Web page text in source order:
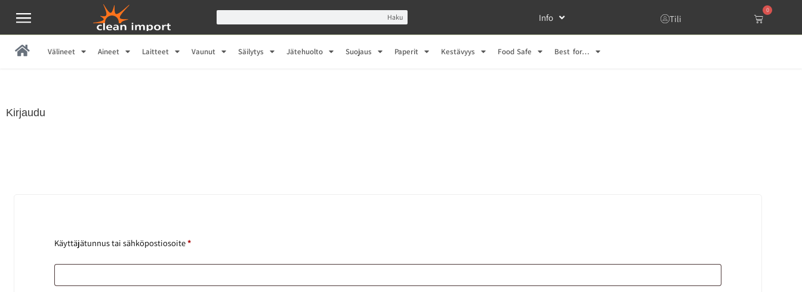
Haku Info Tili
0
Välineet Aineet Laitteet Vaunut Säilytys Jätehuolto Suojaus Paperit Kestävyys Food Safe Best for…
Kirjaudu
Käyttäjätunnus tai sähköpostiosoite*